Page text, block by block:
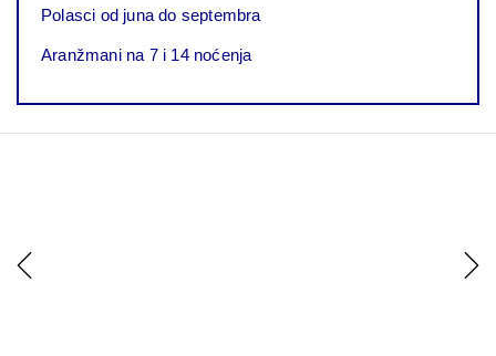
INFO
Polasci od juna do septembra
Aranžmani na 7 i 14 noćenja